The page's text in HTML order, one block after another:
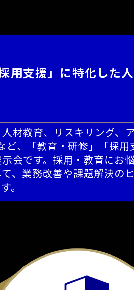
用支援」に特化した
材教育、リスキリング、
ど、「教育・研修」「採用
会です。採用・教育にお
、業務改善や課題解決の
。